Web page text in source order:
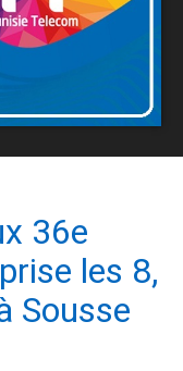
36e
les 8,
Sousse